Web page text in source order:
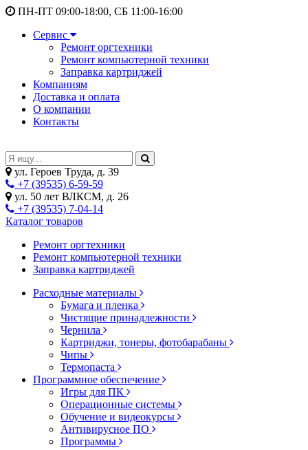
ПН-ПТ 09:00-18:00, СБ 11:00-16:00
Сервис
Ремонт оргтехники
Ремонт компьютерной техники
Заправка картриджей
Компаниям
Доставка и оплата
О компании
Контакты
ул. Героев Труда, д. 39
+7 (39535) 6-59-59
ул. 50 лет ВЛКСМ, д. 26
+7 (39535) 7-04-14
Каталог товаров
Ремонт оргтехники
Ремонт компьютерной техники
Заправка картриджей
Расходные материалы
Бумага и пленка
Чистящие принадлежности
Чернила
Картриджи, тонеры, фотобарабаны
Чипы
Термопаста
Программное обеспечение
Игры для ПК
Операционные системы
Обучение и видеокурсы
Антивирусное ПО
Программы